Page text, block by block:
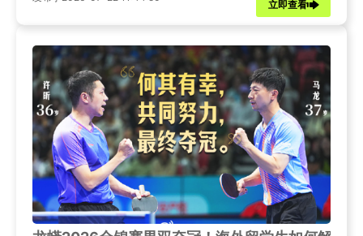
来西亚也能流畅观看央视频的女排总决赛直播。
立即查看